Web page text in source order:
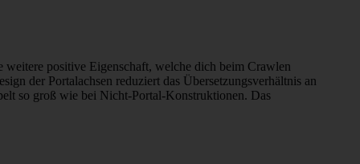
weitere positive Eigenschaft, welche dich beim Crawlen
der Portalachsen reduziert das Übersetzungsverhältnis an
so groß wie bei Nicht-Portal-Konstruktionen. Das